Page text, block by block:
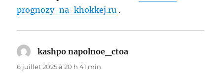
prognozy-na-khokkej.ru .
kashpo napolnoe_ctoa
6 juillet 2025 à 20 h 41 min